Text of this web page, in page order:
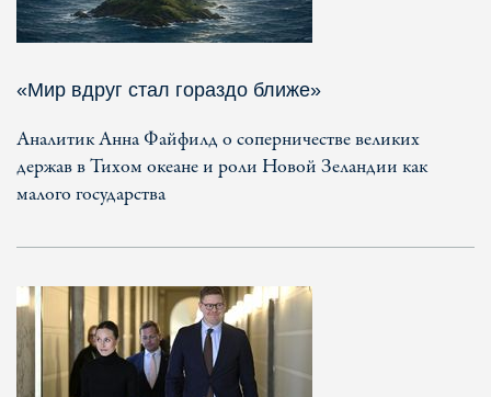
«Мир вдруг стал гораздо ближе»
Аналитик Анна Файфилд о соперничестве великих
держав в Тихом океане и роли Новой Зеландии как
малого государства